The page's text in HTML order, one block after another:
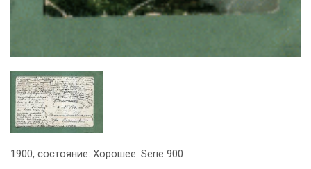
1900, состояние: Хорошее. Serie 900